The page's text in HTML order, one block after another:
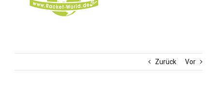
Zurück Vor